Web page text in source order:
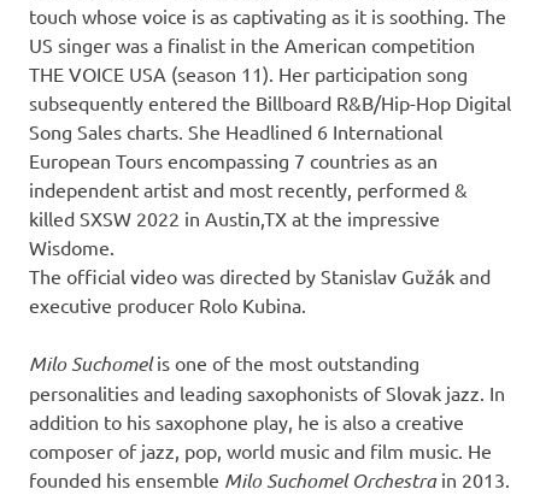
touch whose voice is as captivating as it is soothing. The
US singer was a finalist in the American competition
THE VOICE USA (season 11). Her participation song
subsequently entered the Billboard R&B/Hip-Hop Digital
Song Sales charts. She Headlined 6 International
European Tours encompassing 7 countries as an
independent artist and most recently, performed &
killed SXSW 2022 in Austin,TX at the impressive
Wisdome.
The official video was directed by Stanislav Gužák and
executive producer Rolo Kubina.
Milo Suchomelis one of the most outstanding
personalities and leading saxophonists of Slovak jazz. In
addition to his saxophone play, he is also a creative
composer of jazz, pop, world music and film music. He
founded his ensemble Milo Suchomel Orchestrain 2013.